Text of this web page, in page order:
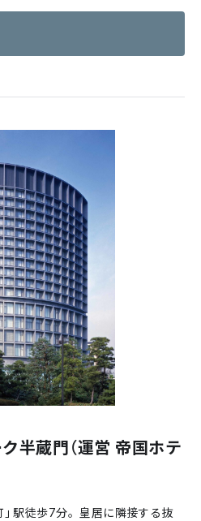
半蔵門（運営 帝国ホテ
」駅徒歩7分。皇居に隣接する抜